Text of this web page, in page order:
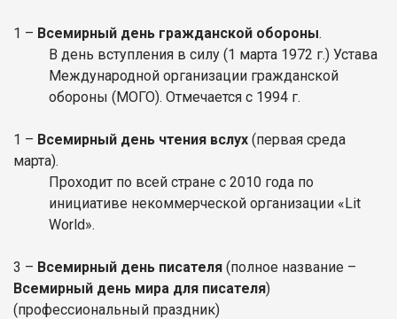
1 – Всемирный день гражданской обороны.
В день вступления в силу (1 марта 1972 г.) Устава
Международной организации гражданской
обороны (МОГО). Отмечается с 1994 г.
1 – Всемирный день чтения вслух (первая среда
марта).
Проходит по всей стране с 2010 года по
инициативе некоммерческой организации «Lit
World».
3 – Всемирный день писателя (полное название –
Всемирный день мира для писателя)
(профессиональный праздник)